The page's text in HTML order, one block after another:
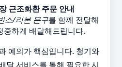
근조화환 주문 안내
소/리본 문구를 함께 전달해
중하게 배달해드립니다.
예의가 핵심입니다. 청기와
달 서비스를 통해 필요한 시